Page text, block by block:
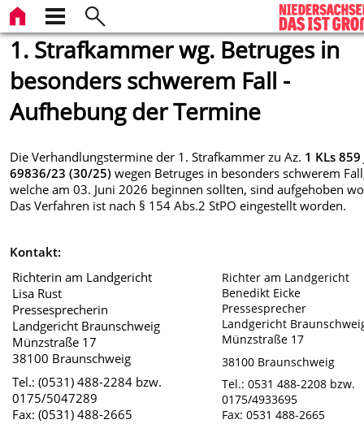
1. Strafkammer wg. Betruges in
besonders schwerem Fall -
Aufhebung der Termine
Die Verhandlungstermine der 1. Strafkammer zu Az. 1 KLs 859
69836/23 (30/25) wegen Betruges in besonders schwerem
welche am 03. Juni 2026 beginnen sollten, sind aufgehoben
Das Verfahren ist nach § 154 Abs.2 StPO eingestellt worden.
Kontakt:
Richterin am Landgericht
Lisa Rust
Pressesprecherin
Landgericht Braunschweig
Münzstraße 17
38100 Braunschweig
Tel.: (0531) 488-2284 bzw.
0175/5047289
Fax: (0531) 488-2665
Richter am Landgericht
Benedikt Eicke
Pressesprecher
Landgericht
Münzstraße 17
38100 Braunschweig
Tel.: 0531 488-2208 bzw.
0175/4933695
Fax: 0531 488-2665